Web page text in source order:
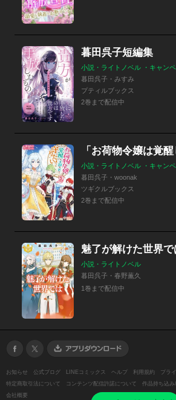
暮田呉子短編集
小説・ライトノベル ・キャン
暮田呉子・みすみ
プティルブックス
2巻まで配信中
小説・ライトノベル ・キャン
暮田呉子・woonak
ツギクルブックス
2巻まで配信中
魅了が解けた世界で
小説・ライトノベル
暮田呉子・春野薫久
1巻まで配信中
お知らせ 公式ブログ LINEコミックス ヘルプ 利用規約
プラ
特定商取引法について
コンテンツ配信許諾について 作品持ち込
会社概要